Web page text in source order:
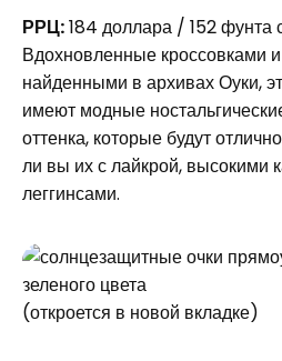
РРЦ:184 доллара / 152 фунта
Вдохновленные кроссовками
найденными в архивах Оуки,
имеют модные
оттенка, которые будут
ли вы их с лайкрой, высокими
леггинсами.
(откроется в новой вкладке)